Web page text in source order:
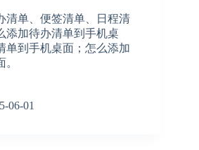
清单、便签清单、日程清
添加待办清单到手机桌
单到手机桌面；怎么添加
06-01